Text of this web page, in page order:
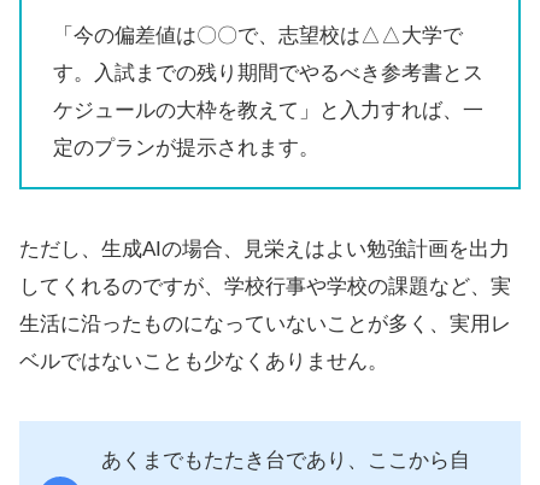
「今の偏差値は〇〇で、志望校は△△大学で
す。入試までの残り期間でやるべき参考書とス
ケジュールの大枠を教えて」と入力すれば、一
定のプランが提示されます。
ただし、生成AIの場合、見栄えはよい勉強計画を出力
してくれるのですが、学校行事や学校の課題など、実
生活に沿ったものになっていないことが多く、実用レ
ベルではないことも少なくありません。
あくまでもたたき台であり、ここから自